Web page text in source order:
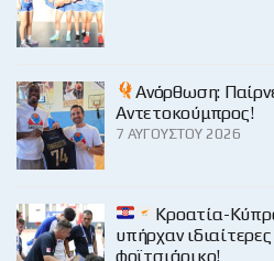
Ανόρθωση:
Αντετοκούμπρος!
7 ΑΥΓΟΎΣΤΟΥ 2026
Κροατία-
υπήρχαν
φοϊτσιάρικο!